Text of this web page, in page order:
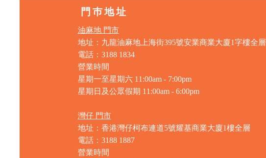
門巿地址
油麻地 門市
地址：九龍油麻地上海街395號安業商業大廈1字樓全層
電話：3188 1834
營業時間
星期一至星期六 11:00am - 7:00pm
星期日及公眾假期 11:00am - 6:00pm
灣仔 門市
地址：香港灣仔柯布連道5號耀基商業大廈1樓全層
電話：3188 1887
營業時間